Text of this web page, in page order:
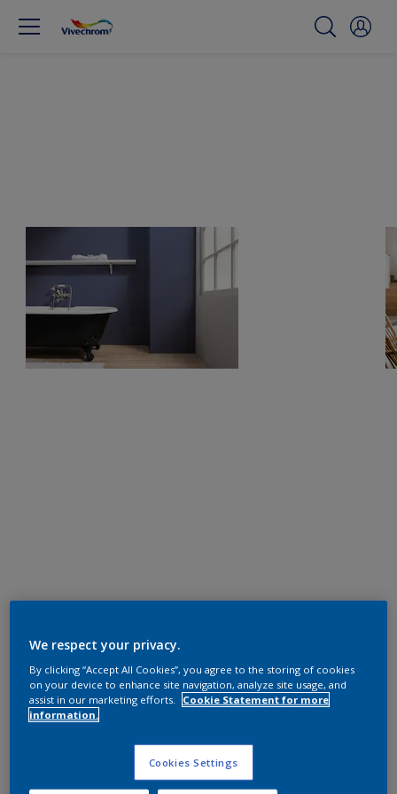
We respect your privacy.
By clicking “Accept All Cookies”, you agree to the storing of cookies
on your device to enhance site navigation, analyze site usage, and
assist in our marketing efforts.
Cookie Statement for more
information.
Cookies Settings